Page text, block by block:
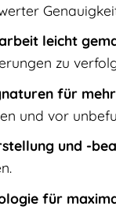
leicht
zu
für
und vor
und -
für